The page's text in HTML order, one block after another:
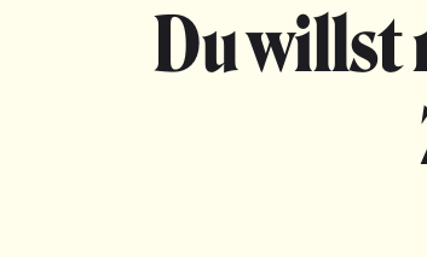
Du willst